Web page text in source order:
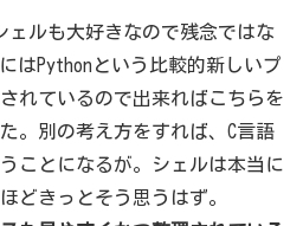
ェルも大好きなので残念ではな
はPythonという比較的新しいプ
れているので出来ればこちらを
。別の考え方をすれば、C言語
ことになるが。シェルは本当に
どきっとそう思うはず。